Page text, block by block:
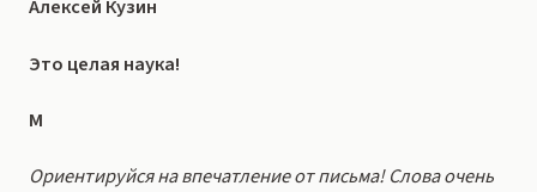
Алексей Кузин
Это целая наука!
М
Ориентируйся на впечатление от письма! Слова очень